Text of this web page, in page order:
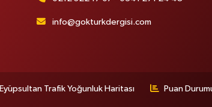
info@gokturkdergisi.com
Eyüpsultan Trafik Yoğunluk Haritası Puan